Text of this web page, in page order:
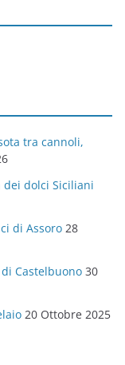
tra cannoli,
dei dolci Siciliani
di Assoro 28
Castelbuono 30
20 Ottobre 2025